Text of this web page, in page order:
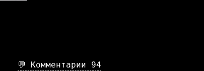
💬 Комментарии 94